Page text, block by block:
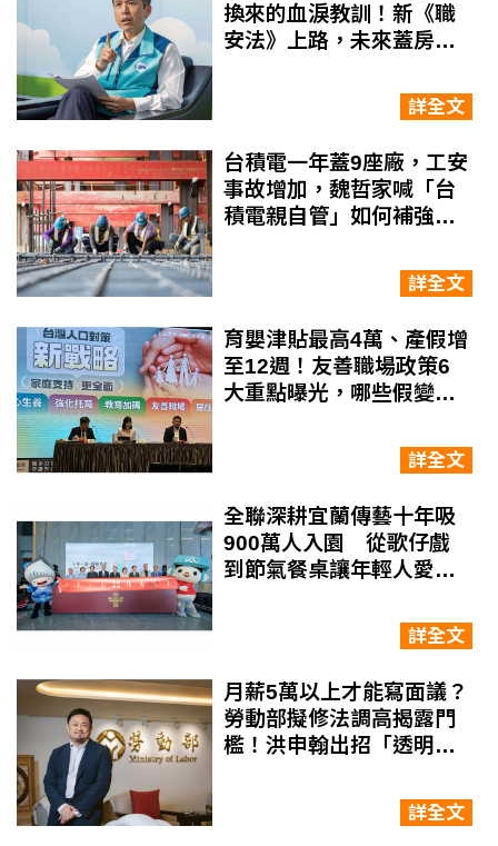
換來的血淚教訓！新《職
安法》上路，未來蓋房子
詳全文
台積電一年蓋9座廠，工安
事故增加，魏哲家喊「台
積電親自管」如何補強管
詳全文
育嬰津貼最高4萬、產假增
至12週！友善職場政策6
大重點曝光，哪些假變多
詳全文
全聯深耕宜蘭傳藝十年吸
900萬人入園 從歌仔戲
到節氣餐桌讓年輕人愛上
詳全文
月薪5萬以上才能寫面議？
勞動部擬修法調高揭露門
檻！洪申翰出招「透明
詳全文